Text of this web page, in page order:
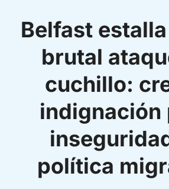
Belfast
brutal
cuchillo:
indignación
política